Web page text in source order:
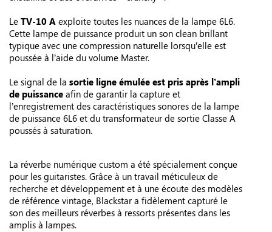
Le TV-10 A exploite toutes les nuances de la lampe 6L6.
Cette lampe de puissance produit un son clean brillant
typique avec une compression naturelle lorsqu’elle est
poussée à l’aide du volume Master.
Le signal de la sortie ligne émulée est pris après l’ampli
de puissance afin de garantir la capture et
l’enregistrement des caractéristiques sonores de la lampe
de puissance 6L6 et du transformateur de sortie Classe A
poussés à saturation.
La réverbe numérique custom a été spécialement conçue
pour les guitaristes. Grâce à un travail méticuleux de
recherche et développement et à une écoute des modèles
de référence vintage, Blackstar a fidèlement capturé le
son des meilleurs réverbes à ressorts présentes dans les
amplis à lampes.